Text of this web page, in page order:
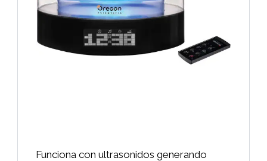
Funciona con ultrasonidos generando